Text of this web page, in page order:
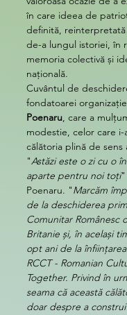
în care ideea de
definită,
de-a lungul istoriei, în
memoria colectivă și
națională.
Cuvântul de
fondatoarei
Poenaru, care a
modestie, celor care i-
călătoria plină de sens
"Astăzi este o zi cu o
aparte pentru noi toți"
Poenaru. "Marcăm
de la deschiderea
Comunitar Românesc
Britanie și, în același
opt ani de la
RCCT - Romanian
Together. Privind în
seama că această
doar despre a